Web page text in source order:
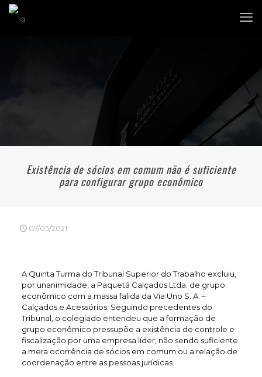
Existência de sócios em comum não é suficiente
para configurar grupo econômico
07/05/2021
A Quinta Turma do Tribunal Superior do Trabalho excluiu,
por unanimidade, a Paquetá Calçados Ltda. de grupo
econômico com a massa falida da Via Uno S. A. –
Calçados e Acessórios. Seguindo precedentes do
Tribunal, o colegiado entendeu que a formação de
grupo econômico pressupõe a existência de controle e
fiscalização por uma empresa líder, não sendo suficiente
a mera ocorrência de sócios em comum ou a relação de
coordenação entre as pessoas jurídicas.